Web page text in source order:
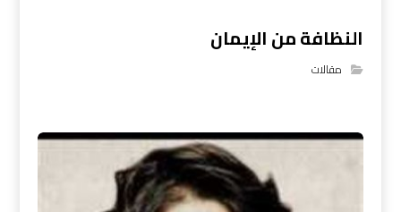
النظافة من الإيمان
مقالات